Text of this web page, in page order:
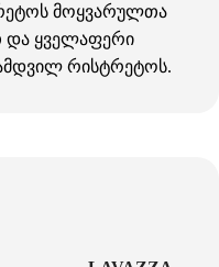
მოყვარულთა
და ყველაფერი
რისტრეტოს.